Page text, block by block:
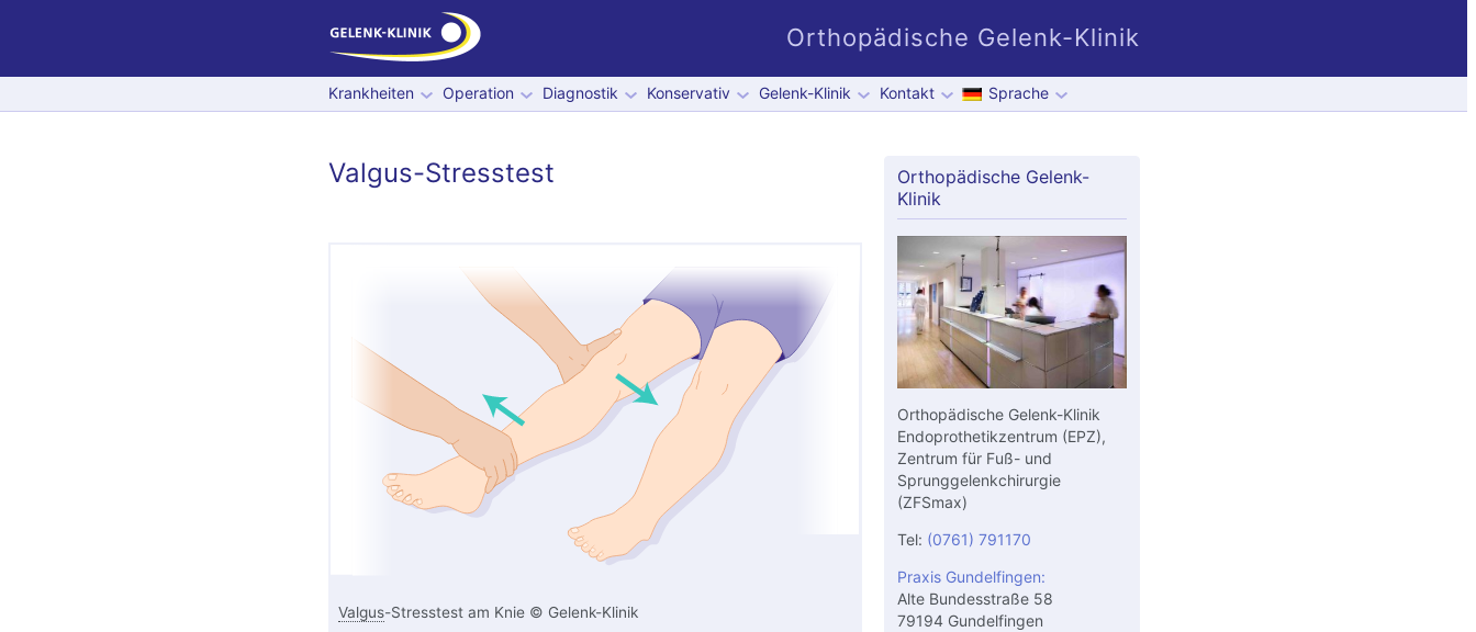
Orthopädische Gelenk-Klinik
Krankheiten Operation Diagnostik Konservativ Gelenk-Klinik Kontakt Sprache
Valgus-Stresstest
Valgus-Stresstest am Knie © Gelenk-Klinik
Orthopädische Gelenk-
Klinik
Orthopädische Gelenk-Klinik
Endoprothetikzentrum (EPZ),
Zentrum für Fuß- und
Sprunggelenkchirurgie
(ZFSmax)
Tel: (0761) 791170
Praxis Gundelfingen:
Alte Bundesstraße 58
79194 Gundelfingen